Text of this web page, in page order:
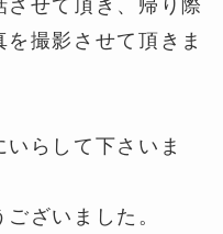
せて頂き、帰り際
撮影させて頂きま
らして下さいま
ざいました。